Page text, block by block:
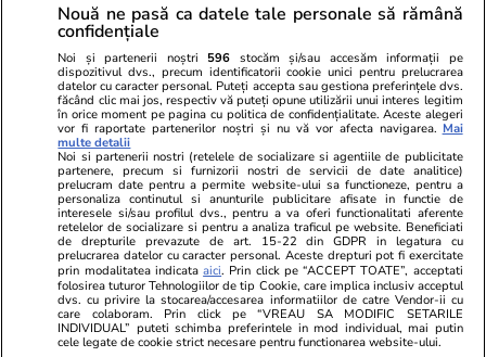
Știri Externe 12:17
Cum arată Kaan, avionul supersonic al Turciei,
care atinge o viteză de 2.223 km/h și poate
înlocui avioanele de vânătoare americane F-35
Știri Externe 12:10
Donald Trump nu mai atacă Iranul și solicită
un acord „rapid” privind Strâmtoarea Ormuz.
Mesajele contradictorii trimise de Teheran
Educație 11:36
Nouă ne pasă ca datele tale personale să rămână
confidențiale
Noi și partenerii noștri 596 stocăm și/sau accesăm informații pe
dispozitivul dvs., precum identificatorii cookie unici pentru prelucrarea
datelor cu caracter personal. Puteți accepta sau gestiona preferințele dvs.
făcând clic mai jos, respectiv vă puteți opune utilizării unui interes legitim
în orice moment pe pagina cu politica de confidențialitate. Aceste alegeri
vor fi raportate partenerilor noștri și nu vă vor afecta navigarea. Mai
multe detalii
Noi si partenerii nostri (retelele de socializare si agentiile de publicitate
partenere, precum si furnizorii nostri de servicii de date analitice)
prelucram date pentru a permite website-ului sa functioneze, pentru a
personaliza continutul si anunturile publicitare afisate in functie de
interesele si/sau profilul dvs., pentru a va oferi functionalitati aferente
retelelor de socializare si pentru a analiza traficul pe website. Beneficiati
de drepturile prevazute de art. 15-22 din GDPR in legatura cu
prelucrarea datelor cu caracter personal. Aceste drepturi pot fi exercitate
prin modalitatea indicataaici. Prin click pe “ACCEPT TOATE”, acceptati
folosirea tuturor Tehnologiilor de tip Cookie, care implica inclusiv acceptul
dvs. cu privire la stocarea/accesarea informatiilor de catre Vendor-ii cu
care colaboram. Prin click pe “VREAU SA MODIFIC SETARILE
INDIVIDUAL” puteti schimba preferintele in mod individual, mai putin
cele legate de cookie strict necesare pentru functionarea website-ului.